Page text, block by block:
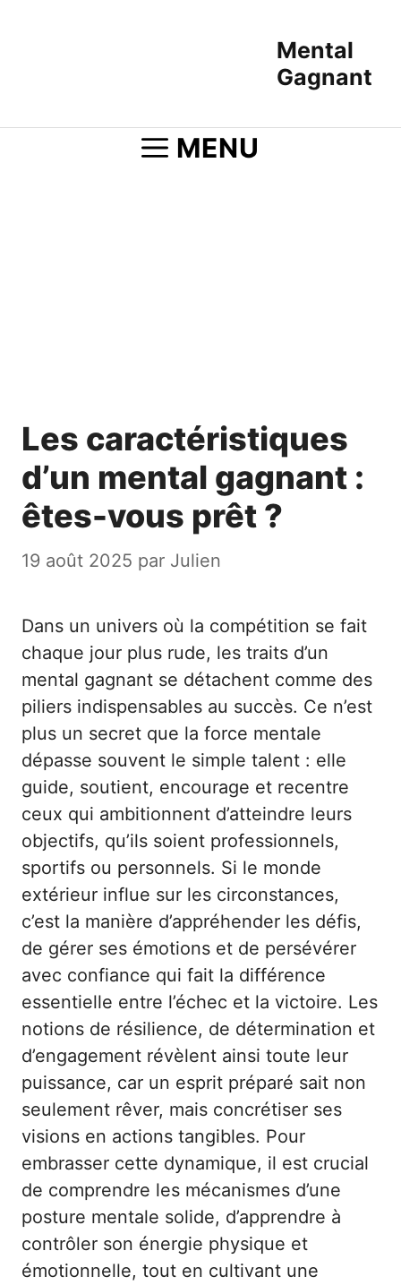
Mental
Gagnant
MENU
Les caractéristiques
d’un mental gagnant :
êtes-vous prêt ?
19 août 2025 par Julien
Dans un univers où la compétition se fait
chaque jour plus rude, les traits d’un
mental gagnant se détachent comme des
piliers indispensables au succès. Ce n’est
plus un secret que la force mentale
dépasse souvent le simple talent : elle
guide, soutient, encourage et recentre
ceux qui ambitionnent d’atteindre leurs
objectifs, qu’ils soient professionnels,
sportifs ou personnels. Si le monde
extérieur influe sur les circonstances,
c’est la manière d’appréhender les défis,
de gérer ses émotions et de persévérer
avec confiance qui fait la différence
essentielle entre l’échec et la victoire. Les
notions de résilience, de détermination et
d’engagement révèlent ainsi toute leur
puissance, car un esprit préparé sait non
seulement rêver, mais concrétiser ses
visions en actions tangibles. Pour
embrasser cette dynamique, il est crucial
de comprendre les mécanismes d’une
posture mentale solide, d’apprendre à
contrôler son énergie physique et
émotionnelle, tout en cultivant une